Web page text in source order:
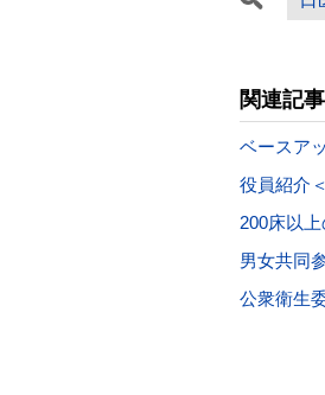
関連記事
ベースア
役員紹介
200床以
男女共同
公衆衛生